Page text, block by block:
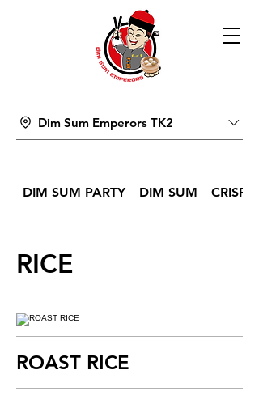
Dim Sum Emperors TK2
DIM SUM PARTY DIM SUM
RICE
ROAST RICE